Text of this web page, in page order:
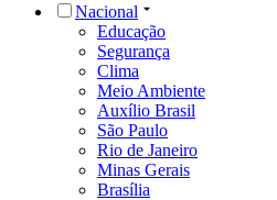
Nacional
Educação
Segurança
Clima
Meio Ambiente
Auxílio Brasil
São Paulo
Rio de Janeiro
Minas Gerais
Brasília